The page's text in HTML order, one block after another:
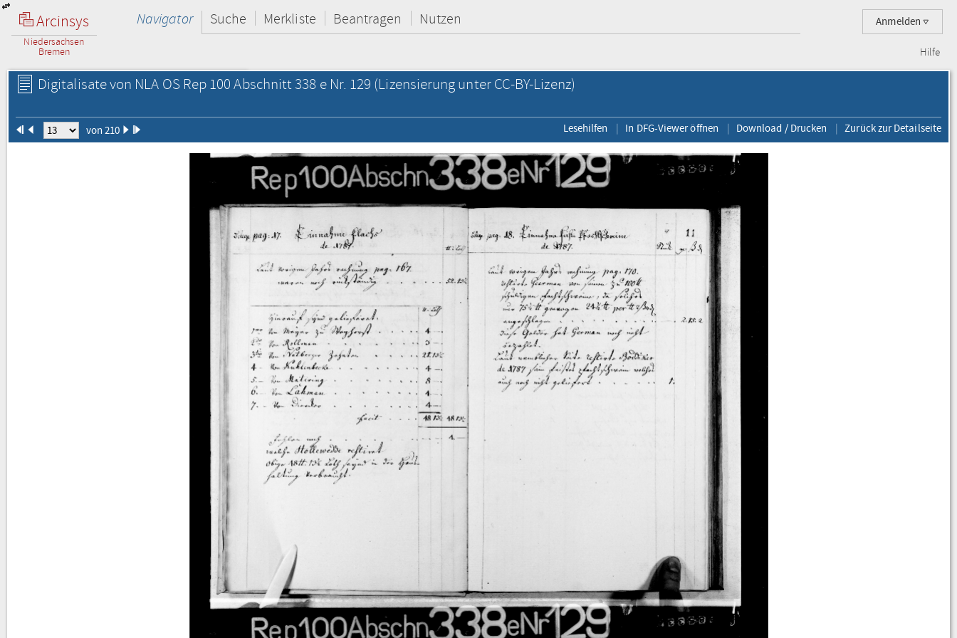
Arcinsys
Niedersachsen
Bremen
Anmelden
Navigator Suche Merkliste Beantragen Nutzen
Hilfe
Digitalisate von NLA OS Rep 100 Abschnitt 338 e Nr. 129 (Lizensierung unter CC-BY-Lizenz)
von 210 Lesehilfen In DFG-Viewer öffnen Download / Drucken Zurück zur Detailseite